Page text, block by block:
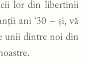
lor din libertinii
ani ‘30 – și, vă
unii dintre noi din